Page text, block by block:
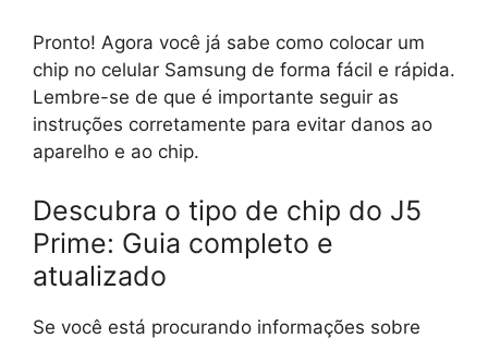
Pronto! Agora você já sabe como colocar um
chip no celular Samsung de forma fácil e rápida.
Lembre-se de que é importante seguir as
instruções corretamente para evitar danos ao
aparelho e ao chip.
Descubra o tipo de chip do J5
Prime: Guia completo e
atualizado
Se você está procurando informações sobre